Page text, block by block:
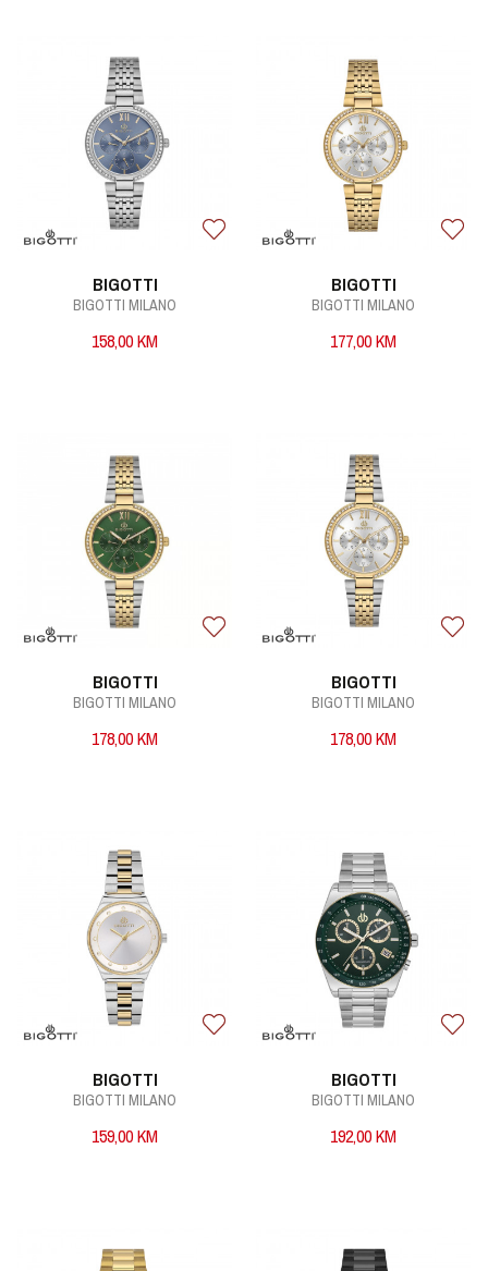
BIGOTTI
BIGOTTI MILANO
158,00KM
BIGOTTI
BIGOTTI MILANO
177,00KM
BIGOTTI
BIGOTTI MILANO
178,00KM
BIGOTTI
BIGOTTI MILANO
178,00KM
BIGOTTI
BIGOTTI MILANO
159,00KM
BIGOTTI
BIGOTTI MILANO
192,00KM